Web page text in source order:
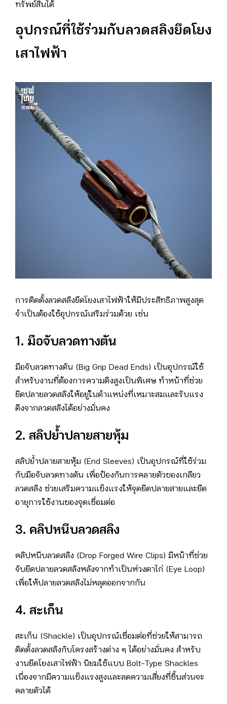
ทรัพย์สินได้
อุปกรณ์ที่ใช้ร่วมกับลวดสลิงยึดโยง
เสาไฟฟ้า
การติดตั้งลวดสลิงยึดโยงเสาไฟฟ้าให้มีประสิทธิภาพสูงสุด
จำเป็นต้องใช้อุปกรณ์เสริมร่วมด้วย เช่น
1. มือจับลวดทางตัน
มือจับลวดทางตัน (Big Grip Dead Ends) เป็นอุปกรณ์ใช้
สำหรับงานที่ต้องการความตึงสูงเป็นพิเศษ ทำหน้าที่ช่วย
ยึดปลายลวดสลิงให้อยู่ในตำแหน่งที่เหมาะสมและรับแรง
ดึงจากลวดสลิงได้อย่างมั่นคง
2. สลิปย้ำปลายสายหุ้ม
สลิปย้ำปลายสายหุ้ม (End Sleeves) เป็นอุปกรณ์ที่ใช้ร่วม
กับมือจับลวดทางตัน เพื่อป้องกันการคลายตัวของเกลียว
ลวดสลิง ช่วยเสริมความแข็งแรงให้จุดยึดปลายสายและยืด
อายุการใช้งานของจุดเชื่อมต่อ
3. คลิปหนีบลวดสลิง
คลิปหนีบลวดสลิง (Drop Forged Wire Clips) มีหน้าที่ช่วย
จับยึดปลายลวดสลิงหลังจากทำเป็นห่วงตาไก่ (Eye Loop)
เพื่อให้ปลายลวดสลิงไม่หลุดออกจากกัน
4. สะเก็น
สะเก็น (Shackle) เป็นอุปกรณ์เชื่อมต่อที่ช่วยให้สามารถ
ติดตั้งลวดสลิงกับโครงสร้างต่าง ๆ ได้อย่างมั่นคง สำหรับ
งานยึดโยงเสาไฟฟ้า นิยมใช้แบบ Bolt-Type Shackles
เนื่องจากมีความแข็งแรงสูงและลดความเสี่ยงที่ชิ้นส่วนจะ
คลายตัวได้